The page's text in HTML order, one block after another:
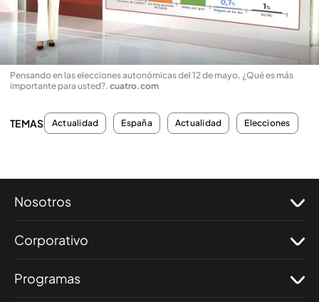
Pensando en las elecciones autonómicas del 12 de mayo, ¿Qué es más
importante para usted?. cuatro.com
TEMAS Actualidad España Actualidad Elecciones
Nosotros
Corporativo
Programas